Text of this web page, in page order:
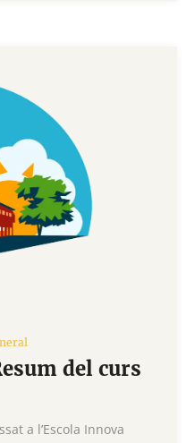
del curs
a l’Escola Innova